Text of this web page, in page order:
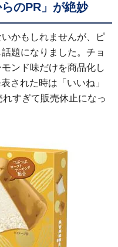
のPR」が絶妙
かもしれませんが、ピ
題になりました。チョ
ンド味だけを商品化し
された時は「いいね」
すぎて販売休止になっ